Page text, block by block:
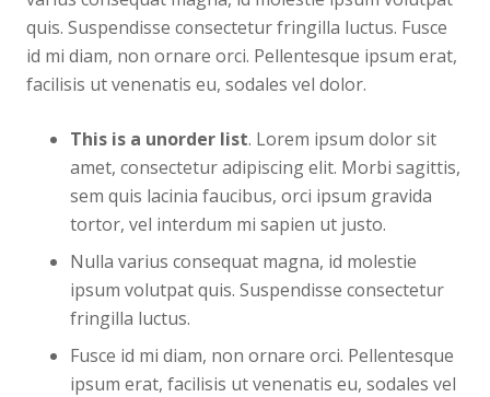
quis. Suspendisse consectetur fringilla luctus. Fusce
id mi diam, non ornare orci. Pellentesque ipsum erat,
facilisis ut venenatis eu, sodales vel dolor.
This is a unorder list. Lorem ipsum dolor sit
amet, consectetur adipiscing elit. Morbi sagittis,
sem quis lacinia faucibus, orci ipsum gravida
tortor, vel interdum mi sapien ut justo.
Nulla varius consequat magna, id molestie
ipsum volutpat quis. Suspendisse consectetur
fringilla luctus.
Fusce id mi diam, non ornare orci. Pellentesque
ipsum erat, facilisis ut venenatis eu, sodales vel